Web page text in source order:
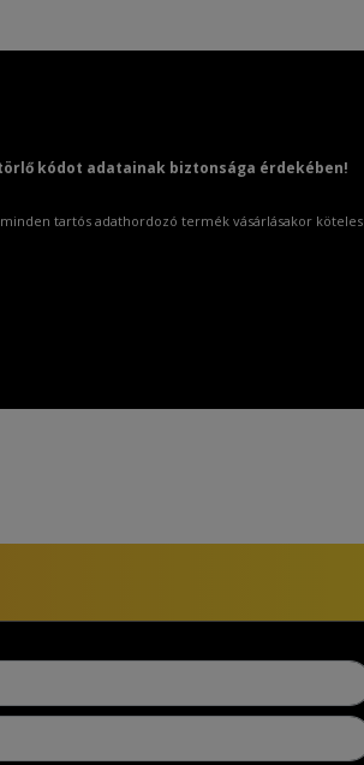
kódot adatainak biztonsága érdekében!
tartós adathordozó termék vásárlásakor köteles